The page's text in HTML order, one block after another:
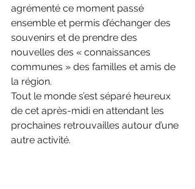
agrémenté ce moment passé
ensemble et permis d’échanger des
souvenirs et de prendre des
nouvelles des « connaissances
communes » des familles et amis de
la région.
Tout le monde s’est séparé heureux
de cet après-midi en attendant les
prochaines retrouvailles autour d’une
autre activité.